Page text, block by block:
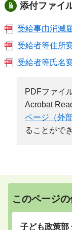
添付ファイ
受給事由消滅
受給者等住所
受給者等氏名
PDFファイ
Acrobat
ページ（外
ることがで
このページ
子ども政策部